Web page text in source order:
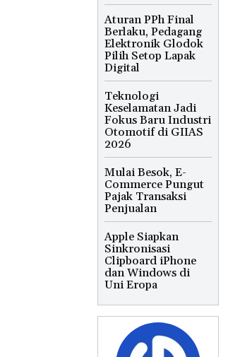
Aturan PPh Final
Berlaku, Pedagang
Elektronik Glodok
Pilih Setop Lapak
Digital
Teknologi
Keselamatan Jadi
Fokus Baru Industri
Otomotif di GIIAS
2026
Mulai Besok, E-
Commerce Pungut
Pajak Transaksi
Penjualan
Apple Siapkan
Sinkronisasi
Clipboard iPhone
dan Windows di
Uni Eropa